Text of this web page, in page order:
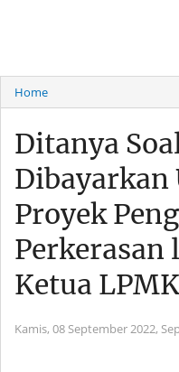
Home
Ditanya
Dibayarkan
Proyek
Perkerasan
Ketua
Kamis, 08 September 2022,